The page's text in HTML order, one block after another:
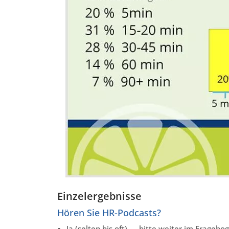
Einzelergebnisse
Hören Sie HR-Podcasts?